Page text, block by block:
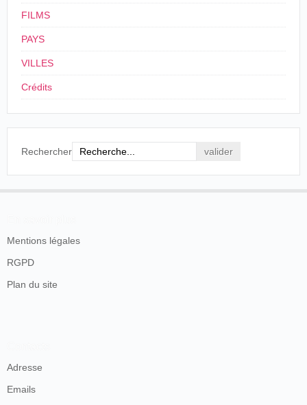
FILMS
PAYS
VILLES
Crédits
Rechercher
Mentions légales
RGPD
Plan du site
Adresse
Emails